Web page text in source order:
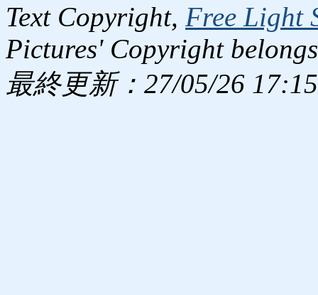
Text Copyright, Free Light
Pictures' Copyright
最終更新：27/05/26 17:15